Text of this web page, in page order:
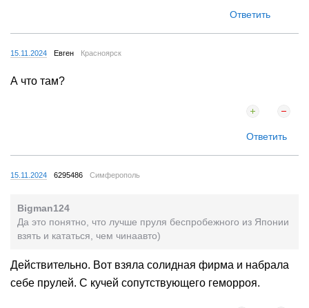
Ответить
15.11.2024 Евген Красноярск
А что там?
Ответить
15.11.2024 6295486 Симферополь
Bigman124
Да это понятно, что лучше пруля беспробежного из Японии
взять и кататься, чем чинаавто)
Действительно. Вот взяла солидная фирма и набрала
себе прулей. С кучей сопутствующего геморроя.